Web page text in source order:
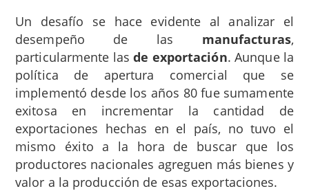
Un desafío se hace evidente al analizar el
desempeño de las manufacturas,
particularmente las de exportación. Aunque la
política de apertura comercial que se
implementó desde los años 80 fue sumamente
exitosa en incrementar la cantidad de
exportaciones hechas en el país, no tuvo el
mismo éxito a la hora de buscar que los
productores nacionales agreguen más bienes y
valor a la producción de esas exportaciones.